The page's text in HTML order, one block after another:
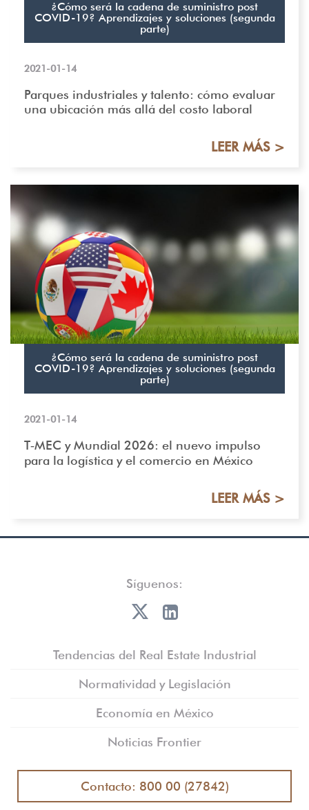
¿Cómo será la cadena de suministro post
COVID-19? Aprendizajes y soluciones (segunda
parte)
2021-01-14
Parques industriales y talento: cómo evaluar
una ubicación más allá del costo laboral
LEER MÁS >
¿Cómo será la cadena de suministro post
COVID-19? Aprendizajes y soluciones (segunda
parte)
2021-01-14
T‑MEC y Mundial 2026: el nuevo impulso
para la logística y el comercio en México
LEER MÁS >
Síguenos:
Tendencias del Real Estate Industrial
Normatividad y Legislación
Economía en México
Noticias Frontier
Contacto: 800 00 (27842)